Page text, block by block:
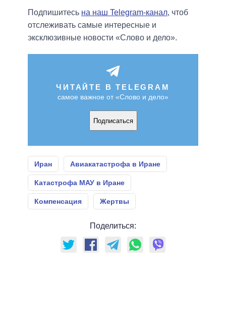
Подпишитесь на наш Telegram-канал, чтоб
отслеживать самые интересные и
эксклюзивные новости «Слово и дело».
ЧИТАЙТЕ В TELEGRAM
самое важное от «Слово и дело»
Подписаться
Иран Авиакатастрофа в Иране
Катастрофа МАУ в Иране
Компенсация Жертвы
Поделиться: